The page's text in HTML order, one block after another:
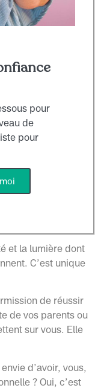
pour
de
pour
et la lumière dont
C’est unique
de réussir
de vos parents ou
sur vous. Elle
d’avoir, vous,
? Oui, c’est